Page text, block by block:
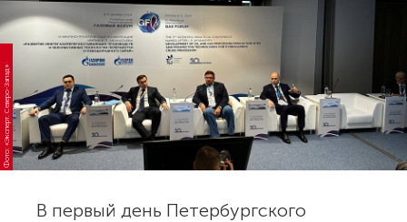
Фото: «Эксперт. Северо-Запад»
В первый день Петербургского